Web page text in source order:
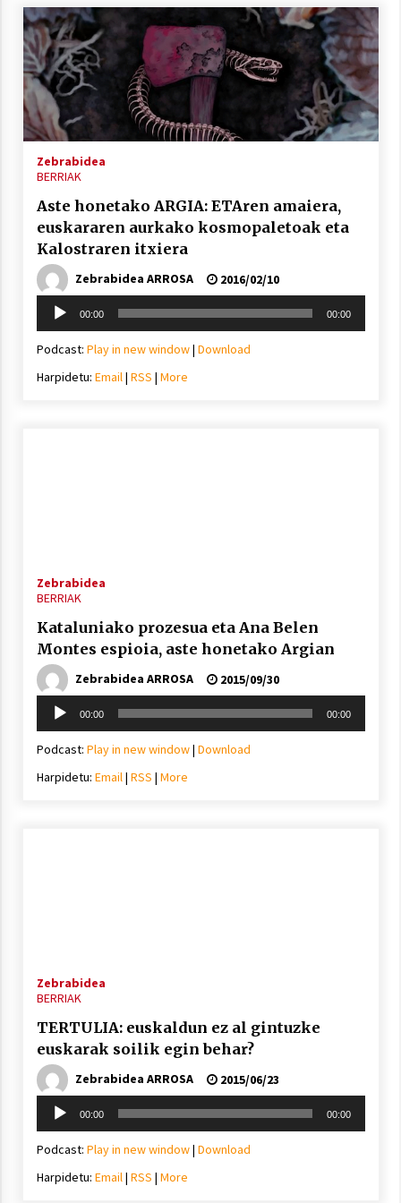
Zebrabidea
BERRIAK
Aste honetako ARGIA: ETAren amaiera,
euskararen aurkako kosmopaletoak eta
Kalostraren itxiera
Zebrabidea ARROSA
2016/02/10
Soinu
erreproduzigailua
00:00 00:00
Podcast: Play in new window| Download
Harpidetu: Email| RSS | More
Zebrabidea
BERRIAK
Kataluniako prozesua eta Ana Belen
Montes espioia, aste honetako Argian
Zebrabidea ARROSA
2015/09/30
Soinu
erreproduzigailua
00:00 00:00
Podcast: Play in new window| Download
Harpidetu: Email| RSS | More
Zebrabidea
BERRIAK
TERTULIA: euskaldun ez al gintuzke
euskarak soilik egin behar?
Zebrabidea ARROSA
2015/06/23
Soinu
erreproduzigailua
00:00 00:00
Podcast: Play in new window| Download
Harpidetu: Email| RSS | More